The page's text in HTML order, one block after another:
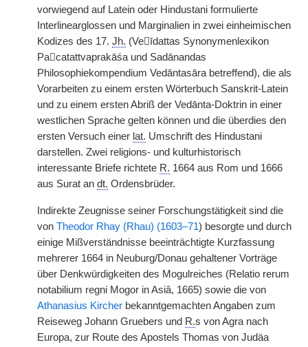
vorwiegend auf Latein oder Hindustani formulierte
Interlinearglossen und Marginalien in zwei einheimischen
Kodizes des 17. Jh. (Veīdattas Synonymenlexikon
Pacatattvaprakāśa und Sadānandas
Philosophiekompendium Vedāntasāra betreffend), die als
Vorarbeiten zu einem ersten Wörterbuch Sanskrit-Latein
und zu einem ersten Abriß der Vedānta-Doktrin in einer
westlichen Sprache gelten können und die überdies den
ersten Versuch einer lat. Umschrift des Hindustani
darstellen. Zwei religions- und kulturhistorisch
interessante Briefe richtete R. 1664 aus Rom und 1666
aus Surat an dt. Ordensbrüder.
Indirekte Zeugnisse seiner Forschungstätigkeit sind die
von Theodor Rhay (Rhau) (1603–71) besorgte und durch
einige Mißverständnisse beeinträchtigte Kurzfassung
mehrerer 1664 in Neuburg/Donau gehaltener Vorträge
über Denkwürdigkeiten des Mogulreiches (Relatio rerum
notabilium regni Mogor in Asiâ, 1665) sowie die von
Athanasius Kircher bekanntgemachten Angaben zum
Reiseweg Johann Gruebers und R.s von Agra nach
Europa, zur Route des Apostels Thomas von Judäa